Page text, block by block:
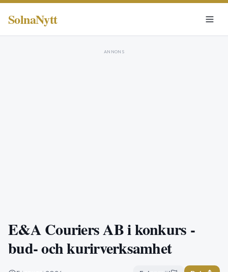
SolnaNytt
ANNONS
E&A Couriers AB i konkurs -
bud- och kurirverksamhet